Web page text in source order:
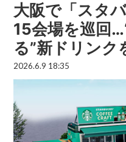
大阪で「スタ
15会場を巡回
る”新ドリンク
2026.6.9 18:35